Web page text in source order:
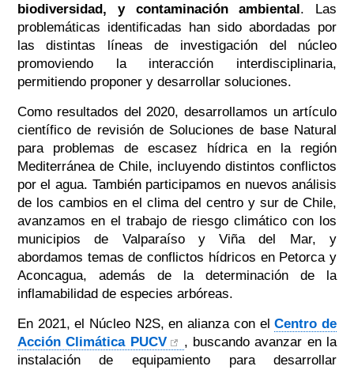
biodiversidad, y contaminación ambiental . Las
problemáticas identificadas han sido abordadas por
las distintas líneas de investigación del núcleo
promoviendo la interacción interdisciplinaria,
permitiendo proponer y desarrollar soluciones.
Como resultados del 2020, desarrollamos un artículo
científico de revisión de Soluciones de base Natural
para problemas de escasez hídrica en la región
Mediterránea de Chile, incluyendo distintos conflictos
por el agua. También participamos en nuevos análisis
de los cambios en el clima del centro y sur de Chile,
avanzamos en el trabajo de riesgo climático con los
municipios de Valparaíso y Viña del Mar, y
abordamos temas de conflictos hídricos en Petorca y
Aconcagua, además de la determinación de la
inflamabilidad de especies arbóreas.
En 2021, el Núcleo N2S, en alianza con elCentro de
Acción Climática PUCV
, buscando avanzar en la
instalación de equipamiento para desarrollar